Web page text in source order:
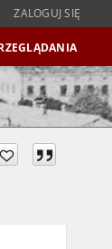
ZALOGUJ SIĘ